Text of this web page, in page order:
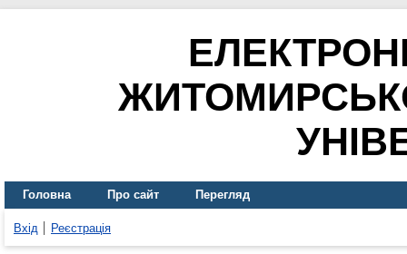
Головна Про сайт Перегляд
Вхід Реєстрація